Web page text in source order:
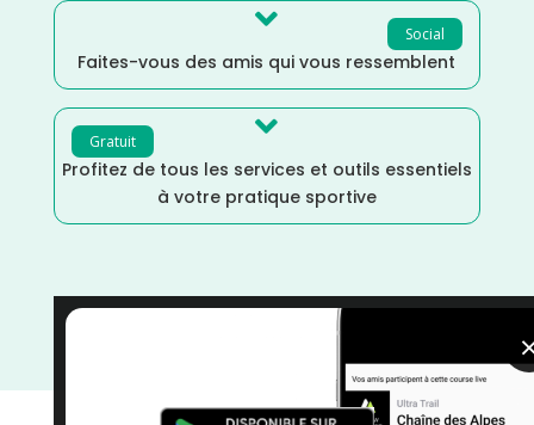
Social

Faites-vous des amis qui vous ressemblent
Gratuit 
Profitez de tous les services et outils essentiels
à votre pratique sportive
/Bretagne